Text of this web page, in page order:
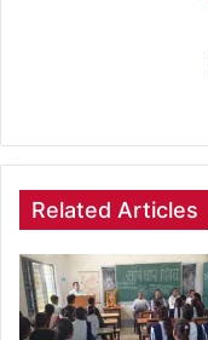
Related Articles